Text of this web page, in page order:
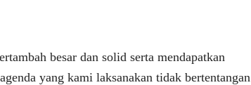
besar dan solid serta mendapatkan
yang kami laksanakan tidak bertentangan